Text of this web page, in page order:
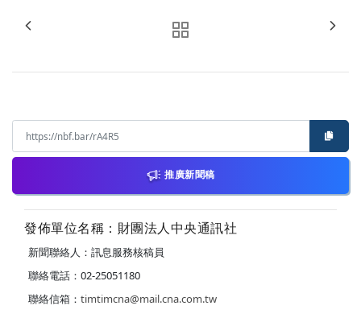
推廣新聞稿
發佈單位名稱：財團法人中央通訊社
新聞聯絡人：訊息服務核稿員
聯絡電話：02-25051180
聯絡信箱： timtimcna@mail.cna.com.tw